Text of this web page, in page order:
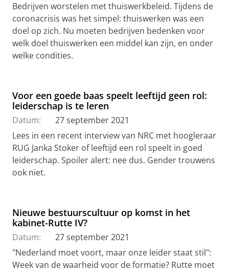
Bedrijven worstelen met thuiswerkbeleid. Tijdens de
coronacrisis was het simpel: thuiswerken was een
doel op zich. Nu moeten bedrijven bedenken voor
welk doel thuiswerken een middel kan zijn, en onder
welke condities.
Voor een goede baas speelt leeftijd geen rol:
leiderschap is te leren
Datum:
27 september 2021
Lees in een recent interview van NRC met hoogleraar
RUG Janka Stoker of leeftijd een rol speelt in goed
leiderschap. Spoiler alert: nee dus. Gender trouwens
ook niet.
Nieuwe bestuurscultuur op komst in het
kabinet-Rutte IV?
Datum:
27 september 2021
"Nederland moet voort, maar onze leider staat stil":
Week van de waarheid voor de formatie? Rutte moet